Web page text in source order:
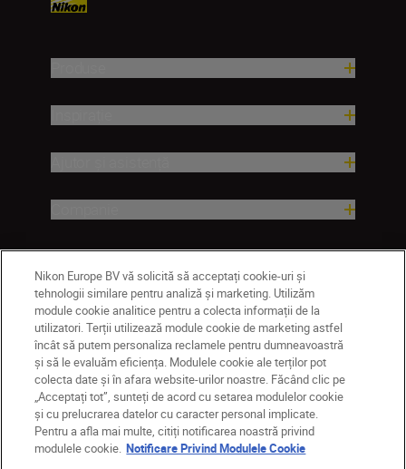
RO Nikon Sites
Contactaţi-ne
Politică de confidențialitate
Termeni de utilizare
Notificare privind modulele cookie
Setări cookie
Nikon Europe BV vă solicită să acceptați cookie-uri și
tehnologii similare pentru analiză și marketing. Utilizăm
module cookie analitice pentru a colecta informații de la
utilizatori. Terții utilizează module cookie de marketing astfel
încât să putem personaliza reclamele pentru dumneavoastră
și să le evaluăm eficiența. Modulele cookie ale terților pot
colecta date și în afara website-urilor noastre. Făcând clic pe
„Acceptați tot”, sunteți de acord cu setarea modulelor cookie
și cu prelucrarea datelor cu caracter personal implicate.
Pentru a afla mai multe, citiți notificarea noastră privind
modulele cookie. Notificare Privind Modulele Cookie